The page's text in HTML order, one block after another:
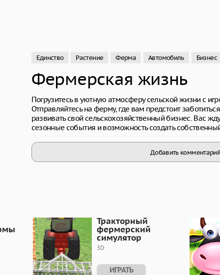
Единство Растение Ферма Автомобиль Бизнес
Фермерская жизнь
Погрузитесь в уютную атмосферу сельской жизни с
Отправляйтесь на ферму, где вам предстоит
развивать свой сельскохозяйственный бизнес. Вас
сезонные события и возможность создать
Добавить комментарий
Тракторный
фермерский
симулятор
3D
ИГРАТЬ